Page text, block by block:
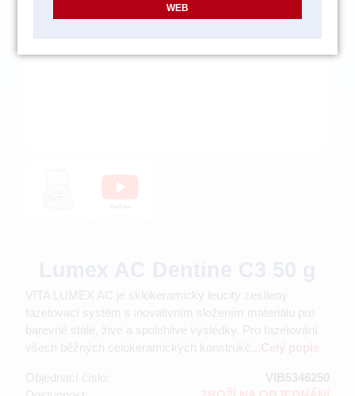
VITA LUMEX AC je sklokeramický leucity zesílený
fazetovací systém s inovativním složením materiálu pro
barevně stálé, živé a spolehlivé výsledky. Pro fazetování
všech běžných celokeramických konstrukč...
Objednací číslo:
VIB5346250
WEB